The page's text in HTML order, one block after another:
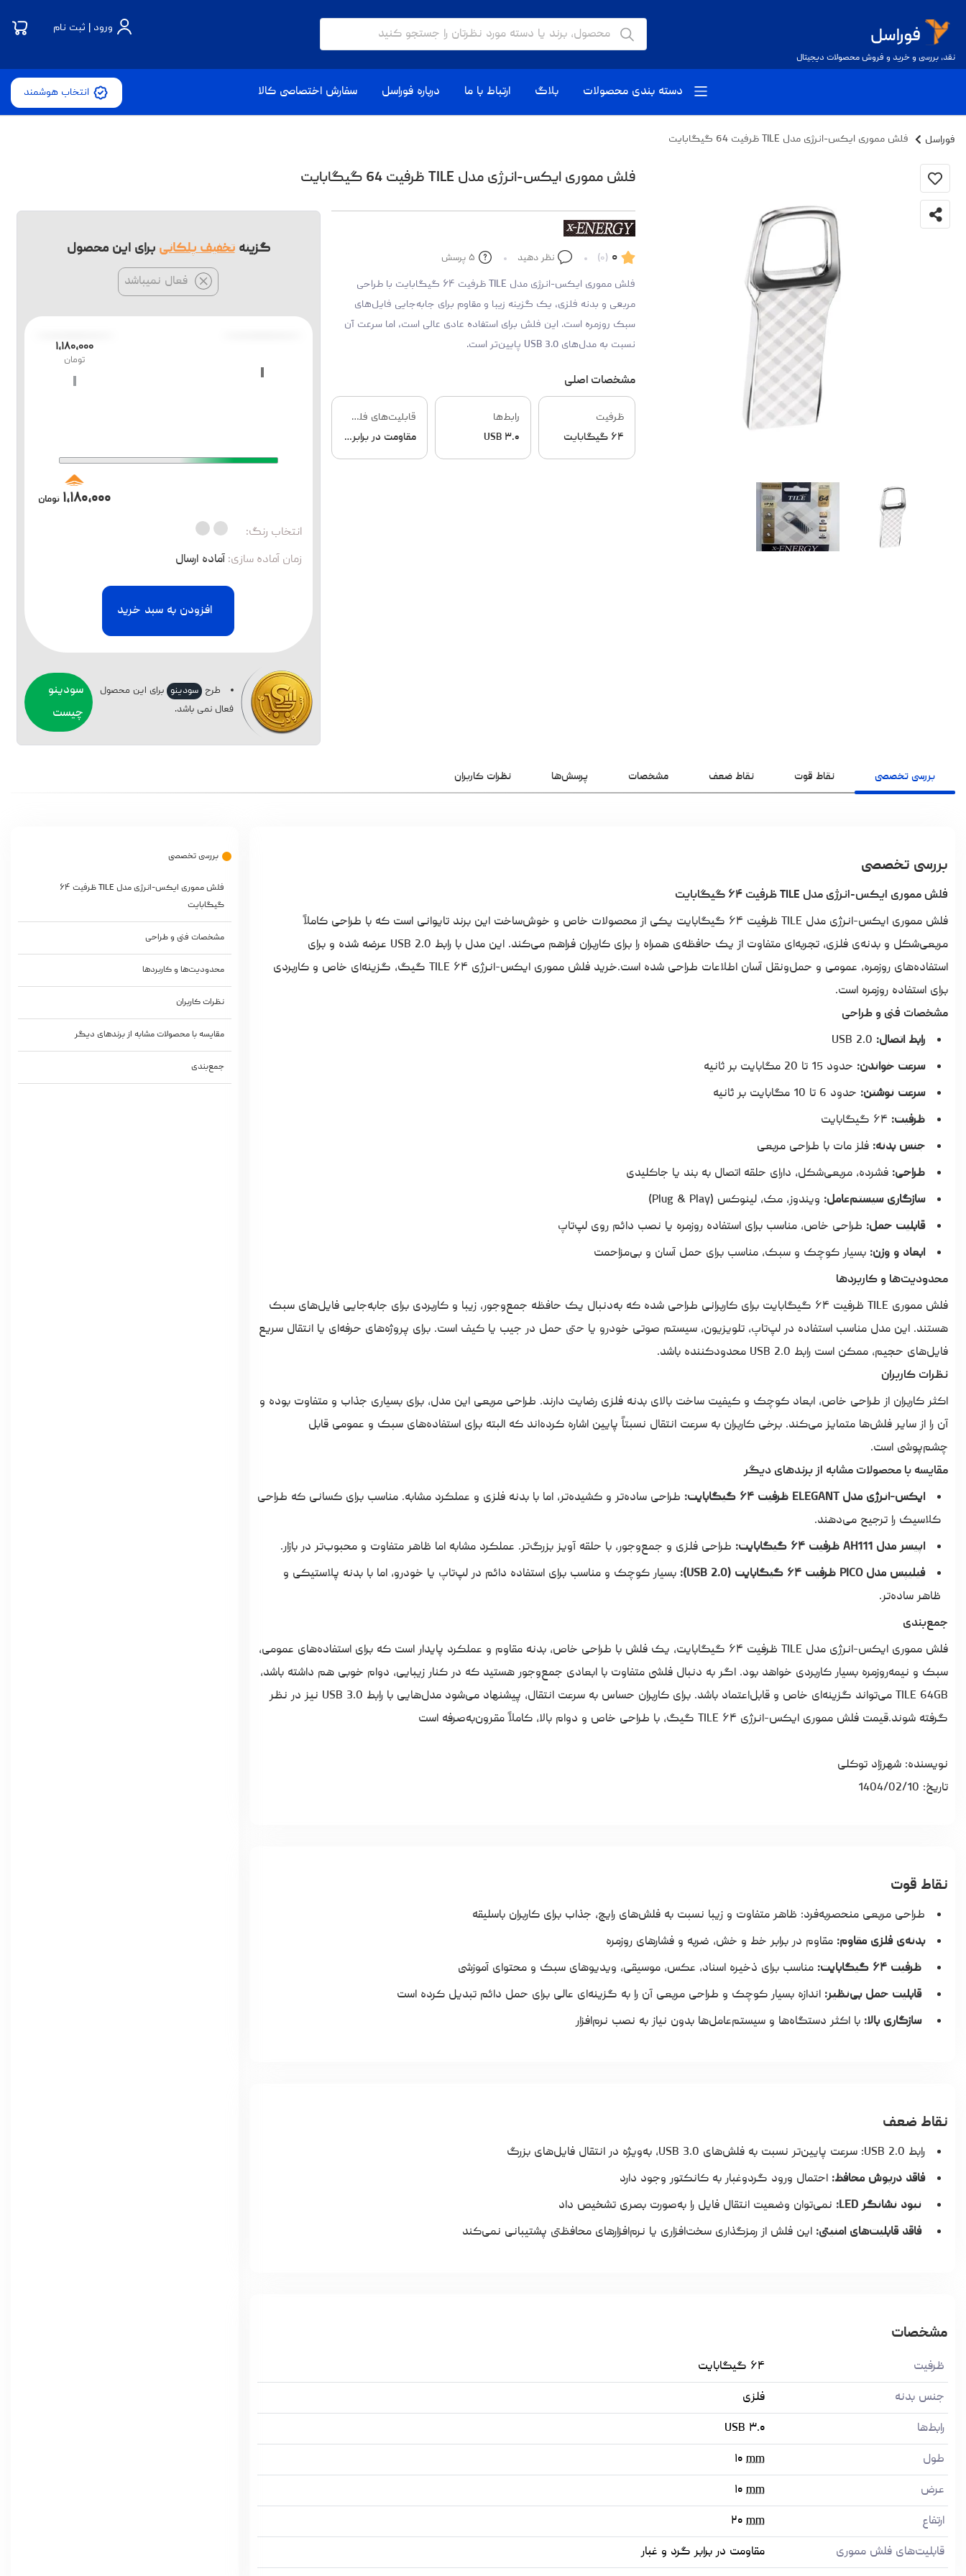
نقد، بررسی و خرید و فروش محصولات دیجیتال
ورود | ثبت نام
دسته بندی محصولات بلاگ ارتباط با ما درباره فوراسل سفارش اختصاصی کالا انتخاب هوشمند
فوراسل فلش مموری ایکس-انرژی مدل TILE ظرفیت 64 گیگابایت
فلش مموری ایکس-انرژی مدل TILE ظرفیت 64 گیگابایت
۰ (۰) نظر دهید ۵ پرسش
فلش مموری ایکس-انرژی مدل TILE ظرفیت ۶۴ گیگابایت با طراحی
مربعی و بدنه فلزی، یک گزینه زیبا و مقاوم برای جابه‌جایی فایل‌های
سبک روزمره است. این فلش برای استفاده عادی عالی است، اما سرعت آن
نسبت به مدل‌های USB 3.0 پایین‌تر است.
مشخصات اصلی
ظرفیت
۶۴ گیگابایت
رابط‌ها
USB ۳.۰
قابلیت‌های فلش مموری
مقاومت در برابر گرد و غبار
گزینهتخفیف پلکانی برای این محصول
فعال نمیباشد
۱،۱۸۰،۰۰۰
تومان
۱،۱۸۰،۰۰۰ تومان
انتخاب رنگ:
زمان آماده سازی: آماده ارسال
افزودن به سبد خرید
طرح سودینو برای این محصول
فعال نمی باشد.
سودینو
چیست
بررسی تخصصی نقاط قوت نقاط ضعف مشخصات پرسش‌ها نظرات کاربران
بررسی تخصصی
فلش مموری ایکس-انرژی مدل TILE ظرفیت ۶۴ گیگابایت
فلش مموری ایکس-انرژی مدل TILE ظرفیت ۶۴ گیگابایت یکی از محصولات خاص و خوش‌ساخت این برند تایوانی است که با طراحی کاملاً
مربعی‌شکل و بدنه‌ی فلزی، تجربه‌ای متفاوت از یک حافظه‌ی همراه را برای کاربران فراهم می‌کند. این مدل با رابط USB 2.0 عرضه شده و برای
استفاده‌های روزمره، عمومی و حمل‌ونقل آسان اطلاعات طراحی شده است.خرید فلش مموری ایکس-انرژی
TILE ۶۴ گیگ، گزینه‌ای خاص و کاربردی
برای استفاده روزمره است.
مشخصات فنی و طراحی
رابط اتصال:
سرعت خواندن: حدود 15 تا 20 مگابایت بر ثانیه
سرعت نوشتن: حدود 6 تا 10 مگابایت بر ثانیه
ظرفیت:
جنس بدنه: فلز مات با طراحی مربعی
طراحی: فشرده، مربعی‌شکل، دارای حلقه اتصال به بند یا جاکلیدی
سازگاری سیستم‌عامل: ویندوز، مک، لینوکس (Plug & Play)
قابلیت حمل: طراحی خاص، مناسب برای استفاده روزمره یا نصب دائم روی لپ‌تاپ
ابعاد و وزن: بسیار کوچک و سبک، مناسب برای حمل آسان و بی‌مزاحمت
محدودیت‌ها و کاربردها
فلش مموری
TILE ظرفیت ۶۴ گیگابایت برای کاربرانی طراحی شده که به‌دنبال یک حافظه جمع‌وجور، زیبا و کاربردی برای جابه‌جایی فایل‌های سبک
هستند. این مدل مناسب استفاده در لپ‌تاپ، تلویزیون، سیستم صوتی خودرو یا حتی حمل در جیب یا کیف است. برای پروژه‌های حرفه‌ای یا انتقال سریع
فایل‌های حجیم، ممکن است رابط USB 2.0 محدودکننده باشد.
نظرات کاربران
اکثر کاربران از طراحی خاص، ابعاد کوچک و کیفیت ساخت بالای بدنه فلزی رضایت دارند. طراحی مربعی این مدل، برای بسیاری جذاب و متفاوت بوده و
آن را از سایر فلش‌ها متمایز می‌کند. برخی کاربران به سرعت انتقال نسبتاً پایین اشاره کرده‌اند که البته برای استفاده‌های سبک و عمومی قابل
چشم‌پوشی است.
مقایسه با محصولات مشابه از برندهای دیگر
ایکس-انرژی مدل ELEGANT ظرفیت ۶۴ گیگابایت:
طراحی ساده‌تر و کشیده‌تر، اما با بدنه فلزی و عملکرد مشابه. مناسب برای کسانی که طراحی
کلاسیک را ترجیح می‌دهند.
اپیسر مدل AH111 ظرفیت ۶۴ گیگابایت:
طراحی فلزی و جمع‌وجور، با حلقه آویز بزرگ‌تر. عملکرد مشابه اما ظاهر متفاوت و محبوب‌تر در بازار.
فیلیپس مدل PICO ظرفیت ۶۴ گیگابایت (USB 2.0):
بسیار کوچک و مناسب برای استفاده دائم در لپ‌تاپ یا خودرو، اما با بدنه پلاستیکی و
ظاهر ساده‌تر.
جمع‌بندی
فلش مموری ایکس-انرژی مدل TILE ظرفیت ۶۴ گیگابایت، یک فلش با طراحی خاص، بدنه مقاوم و عملکرد پایدار است که برای استفاده‌های عمومی،
سبک و نیمه‌روزمره بسیار کاربردی خواهد بود. اگر به دنبال فلشی متفاوت با ابعادی جمع‌وجور هستید که در کنار زیبایی، دوام خوبی هم داشته باشد،
TILE 64GB می‌تواند گزینه‌ای خاص و قابل‌اعتماد باشد. برای کاربران حساس به سرعت انتقال، پیشنهاد می‌شود مدل‌هایی با رابط USB 3.0 نیز در نظر
گرفته شوند.قیمت فلش مموری ایکس-انرژی TILE ۶۴ گیگ، با طراحی خاص و دوام بالا، کاملاً مقرون‌به‌صرفه است
نویسنده: شهرزاد توکلی
تاریخ: 1404/02/10
نقاط قوت
طراحی مربعی منحصربه‌فرد: ظاهر متفاوت و زیبا نسبت به فلش‌های رایج، جذاب برای کاربران باسلیقه
بدنه‌ی فلزی مقاوم: مقاوم در برابر خط و خش، ضربه و فشارهای روزمره
ظرفیت ۶۴ گیگابایت:
مناسب برای ذخیره اسناد، عکس، موسیقی، ویدیوهای سبک و محتوای آموزشی
قابلیت حمل بی‌نظیر: اندازه بسیار کوچک و طراحی مربعی آن را به گزینه‌ای عالی برای حمل دائم تبدیل کرده است
سازگاری بالا: با اکثر دستگاه‌ها و سیستم‌عامل‌ها بدون نیاز به نصب نرم‌افزار
نقاط ضعف
رابط USB 2.0: سرعت پایین‌تر نسبت به فلش‌های USB 3.0، به‌ویژه در انتقال فایل‌های بزرگ
فاقد درپوش محافظ: احتمال ورود گردوغبار به کانکتور وجود دارد
نبود نشانگر LED:
نمی‌توان وضعیت انتقال فایل را به‌صورت بصری تشخیص داد
فاقد قابلیت‌های امنیتی: این فلش از رمزگذاری سخت‌افزاری یا نرم‌افزارهای محافظتی پشتیبانی نمی‌کند
مشخصات
ظرفیت
۶۴ گیگابایت
جنس بدنه
فلزی
رابط‌ها
USB ۳.۰
طول
۱۰ mm
عرض
۱۰ mm
ارتفاع
۲۰ mm
قابلیت‌های فلش مموری
مقاومت در برابر گرد و غبار
بررسی تخصصی
فلش مموری ایکس-انرژی مدل TILE ظرفیت ۶۴
گیگابایت
مشخصات فنی و طراحی
محدودیت‌ها و کاربردها
نظرات کاربران
مقایسه با محصولات مشابه از برندهای دیگر
جمع‌بندی